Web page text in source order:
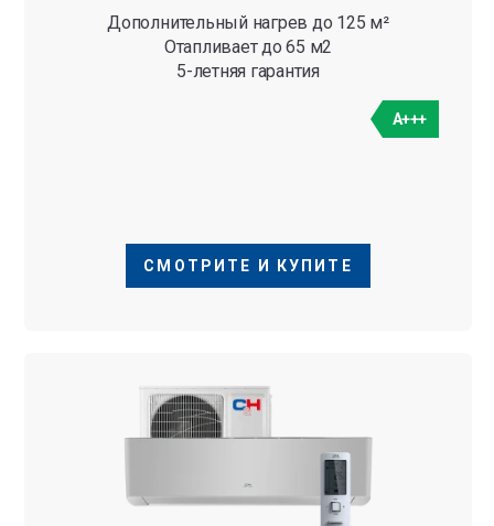
Дополнительный нагрев до 125 м²
Отапливает до 65 м2
5-летняя гарантия
A+++
СМОТРИТЕ И КУПИТЕ